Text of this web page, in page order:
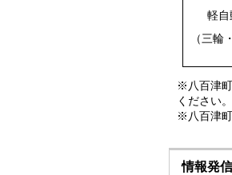
軽自
（三輪
※八百津
ください。
※八百津
情報発